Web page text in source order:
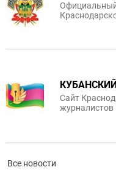
Сайт
журналистов
Все новости